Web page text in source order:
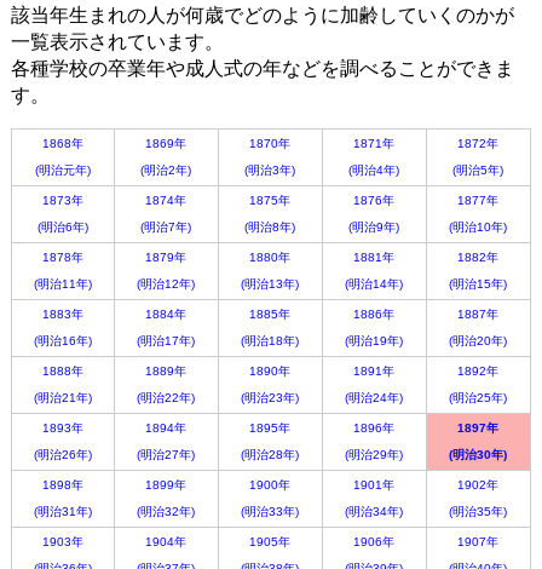
該当年生まれの人が何歳でどのように加齢していくのかが
一覧表示されています。
各種学校の卒業年や成人式の年などを調べることができま
す。
1868年
(明治元年)
1869年
(明治2年)
1870年
(明治3年)
1871年
(明治4年)
1872年
(明治5年)
1873年
(明治6年)
1874年
(明治7年)
1875年
(明治8年)
1876年
(明治9年)
1877年
(明治10年)
1878年
(明治11年)
1879年
(明治12年)
1880年
(明治13年)
1881年
(明治14年)
1882年
(明治15年)
1883年
(明治16年)
1884年
(明治17年)
1885年
(明治18年)
1886年
(明治19年)
1887年
(明治20年)
1888年
(明治21年)
1889年
(明治22年)
1890年
(明治23年)
1891年
(明治24年)
1892年
(明治25年)
1893年
(明治26年)
1894年
(明治27年)
1895年
(明治28年)
1896年
(明治29年)
1897年
(明治30年)
1898年
(明治31年)
1899年
(明治32年)
1900年
(明治33年)
1901年
(明治34年)
1902年
(明治35年)
1903年
1904年
1905年
1906年
1907年